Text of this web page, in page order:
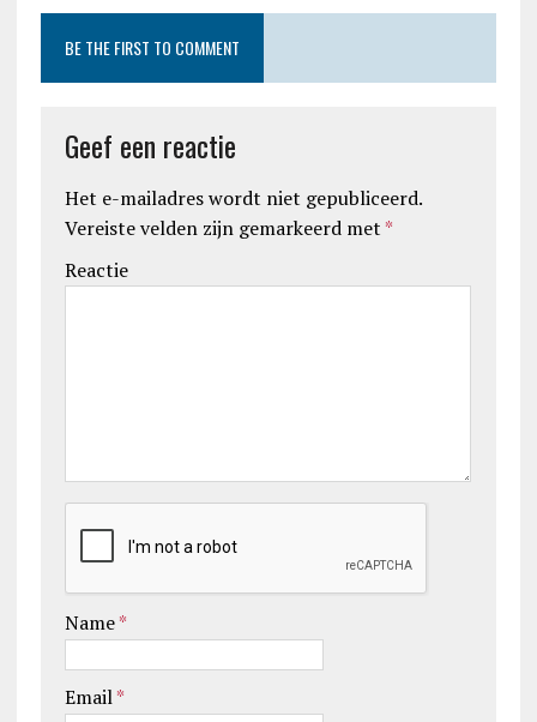
BE THE FIRST TO COMMENT
Geef een reactie
Het e-mailadres wordt niet gepubliceerd.
Vereiste velden zijn gemarkeerd met *
Reactie
Name*
Email*